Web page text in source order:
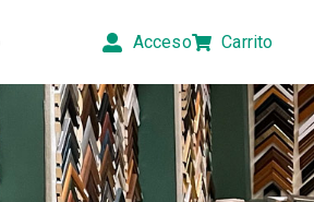
Acceso Carrito